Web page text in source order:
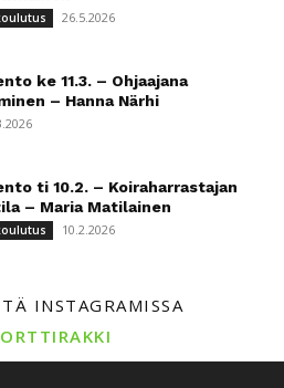
26.5.2026
ke 11.3. – Ohjaajana
– Hanna Närhi
ti 10.2. – Koiraharrastajan
– Maria Matilainen
10.2.2026
INSTAGRAMISSA